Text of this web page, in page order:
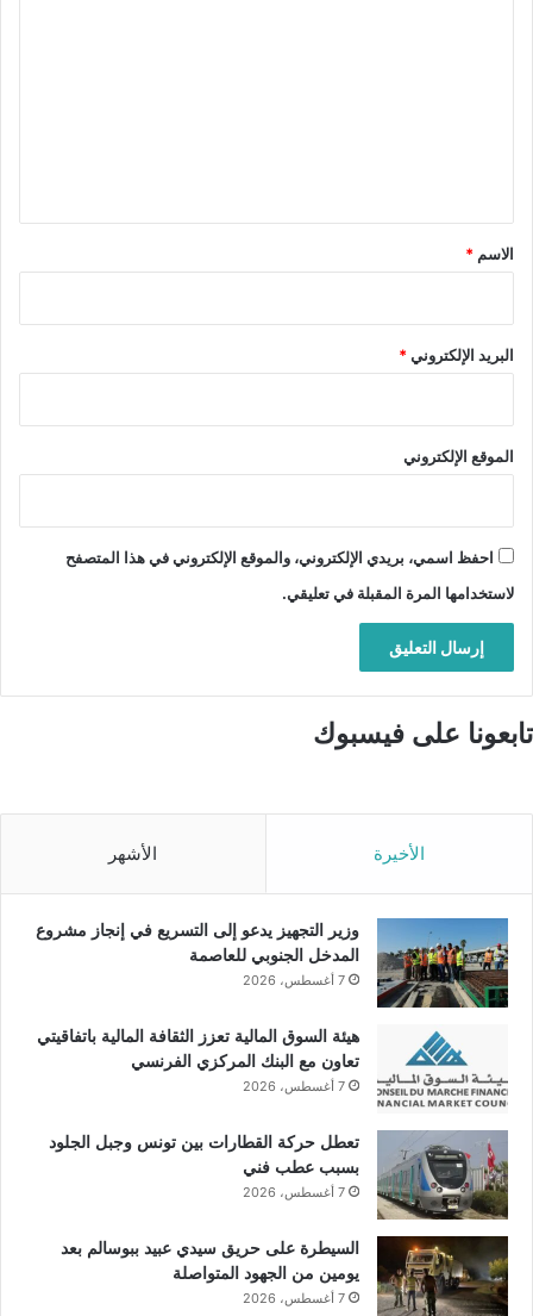
*
الاسم *
البريد الإلكتروني*
الموقع الإلكتروني
احفظ اسمي، بريدي الإلكتروني، والموقع الإلكتروني في هذا المتصفح
لاستخدامها المرة المقبلة في تعليقي.
تابعونا على فيسبوك
الأخيرة الأشهر
وزير التجهيز يدعو إلى التسريع في إنجاز مشروع
المدخل الجنوبي للعاصمة
7 أغسطس، 2026
هيئة السوق المالية تعزز الثقافة المالية باتفاقيتي
تعاون مع البنك المركزي الفرنسي
7 أغسطس، 2026
تعطل حركة القطارات بين تونس وجبل الجلود
بسبب عطب فني
7 أغسطس، 2026
السيطرة على حريق سيدي عبيد ببوسالم بعد
يومين من الجهود المتواصلة
7 أغسطس، 2026